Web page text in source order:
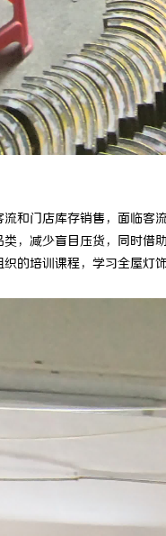
门店库存销售，面临客
，减少盲目压货，同时
的培训课程，学习全屋灯